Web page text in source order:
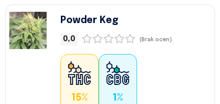
Powder Keg
0,0 (Brak ocen)
15% 1%